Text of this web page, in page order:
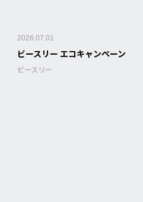
2026.07.01
ビースリー エコキャンペーン
ビースリー